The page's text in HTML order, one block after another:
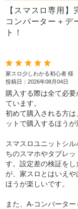
【スマスロ専用
コンバーター＋デ
ト！
家スロ少しわかる初心者 様
投稿日：2026年08月04日
購入する際は全て必
ています。
初めて購入される方
ットで購入するほうが
スマスロユニットシ
ちのスマホやタブレ
す。設定差の検証を
が、家スロとはいえ
ほうが楽しいです。
また、A-コンバータ